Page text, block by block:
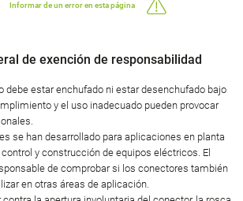
Informar de un error en esta página
de exención de responsabilidad
debe estar enchufado ni estar desenchufado bajo
y el uso inadecuado pueden provocar
se han desarrollado para aplicaciones en planta
y construcción de equipos eléctricos. El
de comprobar si los conectores también
en otras áreas de aplicación.